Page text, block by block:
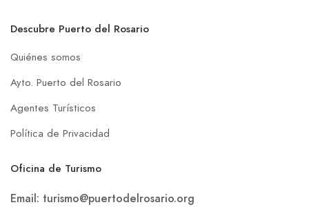
Descubre Puerto del Rosario
Quiénes somos
Ayto. Puerto del Rosario
Agentes Turísticos
Política de Privacidad
Oficina de Turismo
Email: turismo@puertodelrosario.org